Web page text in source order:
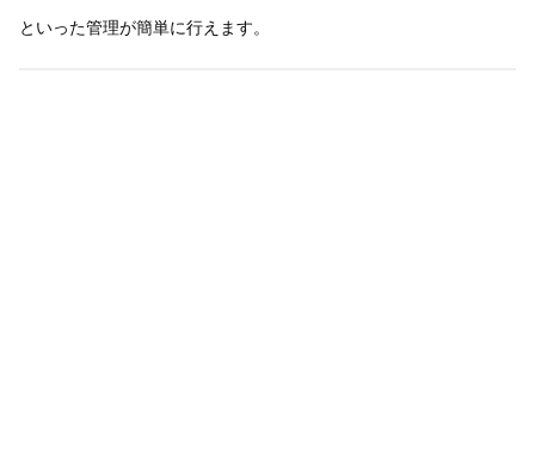
といった管理が簡単に行えます。